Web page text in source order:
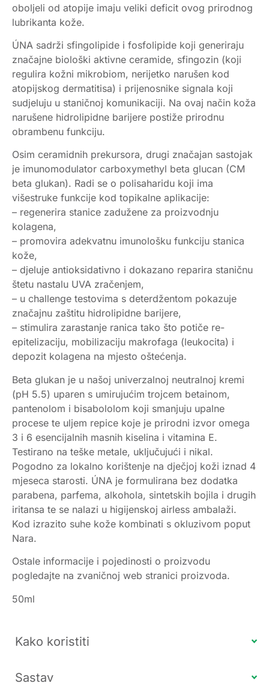
oboljeli od atopije imaju veliki deficit ovog prirodnog
lubrikanta kože.
ÚNA sadrži sfingolipide i fosfolipide koji generiraju
značajne biološki aktivne ceramide, sfingozin (koji
regulira kožni mikrobiom, nerijetko narušen kod
atopijskog dermatitisa) i prijenosnike signala koji
sudjeluju u staničnoj komunikaciji. Na ovaj način koža
narušene hidrolipidne barijere postiže prirodnu
obrambenu funkciju.
Osim ceramidnih prekursora, drugi značajan sastojak
je imunomodulator carboxymethyl beta glucan (CM
beta glukan). Radi se o polisaharidu koji ima
višestruke funkcije kod topikalne aplikacije:
– regenerira stanice zadužene za proizvodnju
kolagena,
– promovira adekvatnu imunološku funkciju stanica
kože,
– djeluje antioksidativno i dokazano reparira staničnu
štetu nastalu UVA zračenjem,
– u challenge testovima s deterdžentom pokazuje
značajnu zaštitu hidrolipidne barijere,
– stimulira zarastanje ranica tako što potiče re-
epitelizaciju, mobilizaciju makrofaga (leukocita) i
depozit kolagena na mjesto oštećenja.
Beta glukan je u našoj univerzalnoj neutralnoj kremi
(pH 5.5) uparen s umirujućim trojcem betainom,
pantenolom i bisabololom koji smanjuju upalne
procese te uljem repice koje je prirodni izvor omega
3 i 6 esencijalnih masnih kiselina i vitamina E.
Testirano na teške metale, uključujući i nikal.
Pogodno za lokalno korištenje na dječjoj koži iznad 4
mjeseca starosti. ÚNA je formulirana bez dodatka
parabena, parfema, alkohola, sintetskih bojila i drugih
iritansa te se nalazi u higijenskoj airless ambalaži.
Kod izrazito suhe kože kombinati s okluzivom poput
Nara.
Ostale informacije i pojedinosti o proizvodu
pogledajte na zvaničnoj web stranici proizvoda.
50ml
Kako koristiti
Sastav